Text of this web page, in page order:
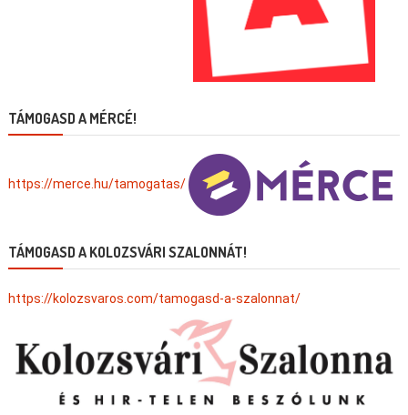
TÁMOGASD A MÉRCÉ!
https://merce.hu/tamogatas/
TÁMOGASD A KOLOZSVÁRI SZALONNÁT!
https://kolozsvaros.com/tamogasd-a-szalonnat/